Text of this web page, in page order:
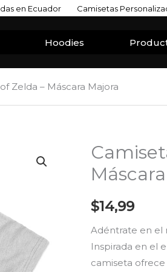
en Ecuador Camisetas
Hoodies
Zelda – Máscara Majora
$14,99
Adéntrate en el
Inspirada en el
camiseta
Camiseta
The
Legend
of
Zelda
-
Máscara
Majora